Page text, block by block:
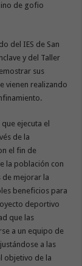
de gofio
del IES de San
y del Taller
sus
vienen realizando
ejecuta el
de la
el fin de
la población con
de mejorar la
beneficios para
deportivo
que las
a un equipo de
a las
objetivo de la